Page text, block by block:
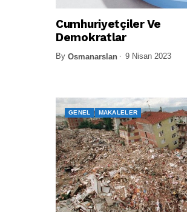
Cumhuriyetçiler Ve
Demokratlar
By Osmanarslan 9 Nisan 2023
GENEL MAKALELER